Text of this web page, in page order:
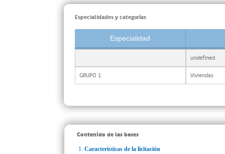
Especialidades y categorías
Especialidad
undefined
GRUPO 1 Viviendas
Contenido de las bases
1. Características de la licitación